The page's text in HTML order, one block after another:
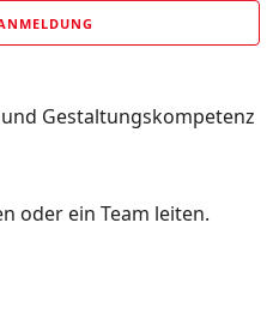
und Gestaltungskompetenz
oder ein Team leiten.